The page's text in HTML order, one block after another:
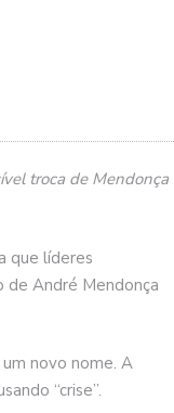
troca de Mendonça
que líderes
de André Mendonça
novo nome. A
“crise”.